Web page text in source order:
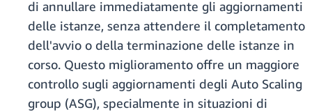
di annullare immediatamente gli aggiornamenti
delle istanze, senza attendere il completamento
dell'avvio o della terminazione delle istanze in
corso. Questo miglioramento offre un maggiore
controllo sugli aggiornamenti degli Auto Scaling
group (ASG), specialmente in situazioni di